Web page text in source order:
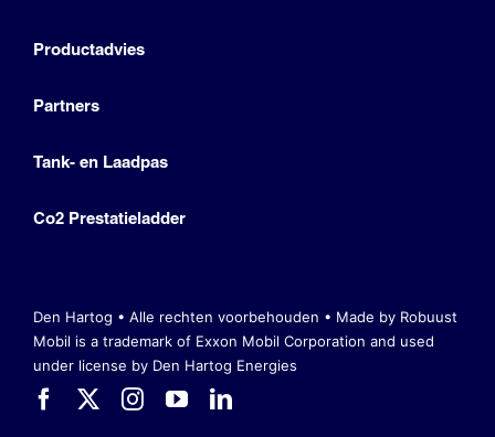
Productadvies
Partners
Tank- en Laadpas
Co2 Prestatieladder
Den Hartog • Alle rechten voorbehouden • Made by Robuust
Mobil is a trademark of Exxon Mobil Corporation and used
under license by Den Hartog Energies